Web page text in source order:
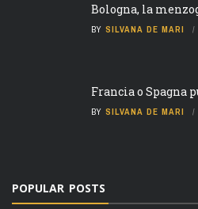
Bologna, la
BY SILVANA DE MARI
Francia o Spagna
BY SILVANA DE MARI
POPULAR POSTS